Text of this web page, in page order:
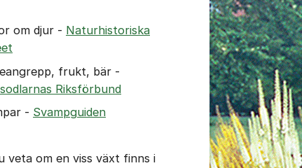
för inlägg/kommentar
om djur - Naturhistoriska
frukt, bär -
Riksförbund
- Svampguiden
veta om en viss växt finns i